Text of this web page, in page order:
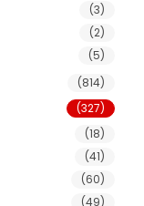
(3)
(2)
(5)
(814)
(327)
(18)
(41)
(60)
(49)